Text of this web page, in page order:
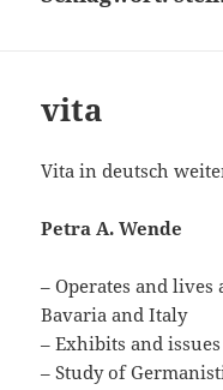
vita
Vita in deutsch
Petra A. Wende
– Operates and
Bavaria and Italy
– Exhibits and
– Study of